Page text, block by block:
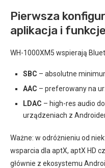
Pierwsza
aplikacja i
WH-1000XM5 wspierają
SBC – absolutne
AAC – preferowany na
LDAC – high-res audio
urządzeniach z
Ważne: w odróżnieniu od
wsparcia dla aptX, aptX HD
głównie z ekosystemu